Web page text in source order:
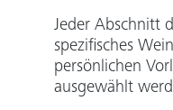
Jeder Abschnitt
spezifisches
persönlichen
ausgewählt